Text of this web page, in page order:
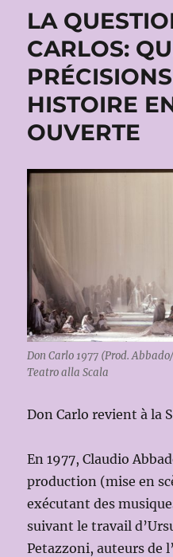
LA
CARLOS:
HISTOIRE
OUVERTE
Don Carlo 1977 (Prod.
Teatro alla Scala
Don Carlo revient à la
En 1977, Claudio
production (mise en
exécutant des
suivant le travail
Petazzoni, auteurs de